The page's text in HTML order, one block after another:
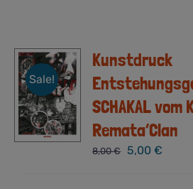
Sale!
Kunstdruck
SCHAKAL
Remata’Clan
8,00€ 5,00€